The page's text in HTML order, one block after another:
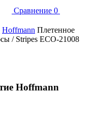
Сравнение 0
Hoffmann Плетенное
/ Stripes ECO-21008
Hoffmann